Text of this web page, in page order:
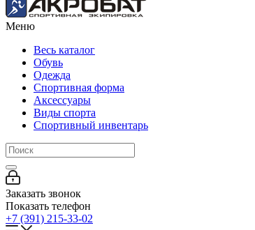
Меню
Весь каталог
Обувь
Одежда
Спортивная форма
Аксессуары
Виды спорта
Спортивный инвентарь
Заказать звонок
Показать телефон
+7 (391) 215-33-02